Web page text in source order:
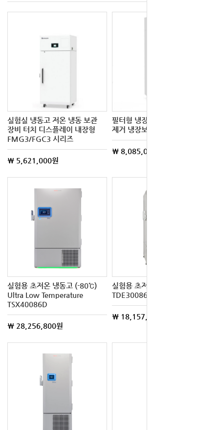
실험실 냉동고 저온 냉동 보관
장비 터치 디스플레이 내장형
FMG3/FGC3 시리즈
\ 5,621,000원
필터형 냉장 시약장 유해가스
제거 냉장보관장치 FSR2 시리즈
\ 8,085,000원
실험용 초저온 냉동고 (-80℃)
Ultra Low Temperature
TSX40086D
\ 28,256,800원
실험용 초저온 냉동고 (-80℃)
TDE30086FD
\ 18,157,700원